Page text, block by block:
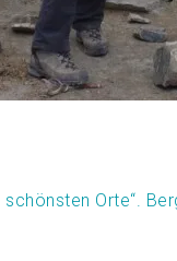
schönsten Orte“.